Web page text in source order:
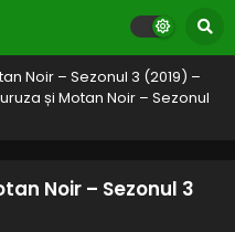
Noir – Sezonul 3 (2019) –
și Motan Noir – Sezonul
Noir – Sezonul 3
Partea I - Vâna inimi - 8 April,
și Motan Noir – Sezonul 3
și Motan Noir – Sezonul 3